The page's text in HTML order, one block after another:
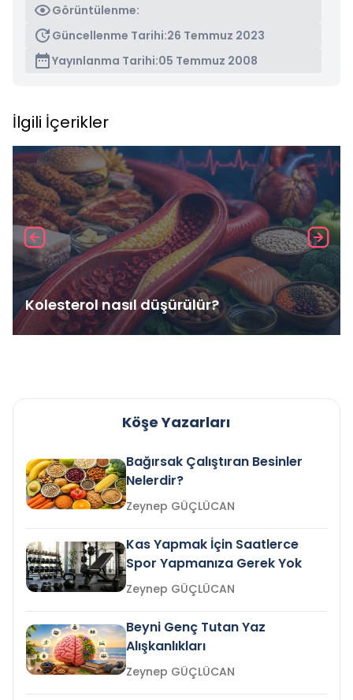
Görüntülenme:
Güncellenme Tarihi:26 Temmuz 2023
Yayınlanma Tarihi:05 Temmuz 2008
İlgili İçerikler
Kolesterol nasıl düşürülür?
Köşe Yazarları
Bağırsak Çalıştıran Besinler
Nelerdir?
Zeynep GÜÇLÜCAN
Kas Yapmak İçin Saatlerce
Spor Yapmanıza Gerek Yok
Zeynep GÜÇLÜCAN
Beyni Genç Tutan Yaz
Alışkanlıkları
Zeynep GÜÇLÜCAN